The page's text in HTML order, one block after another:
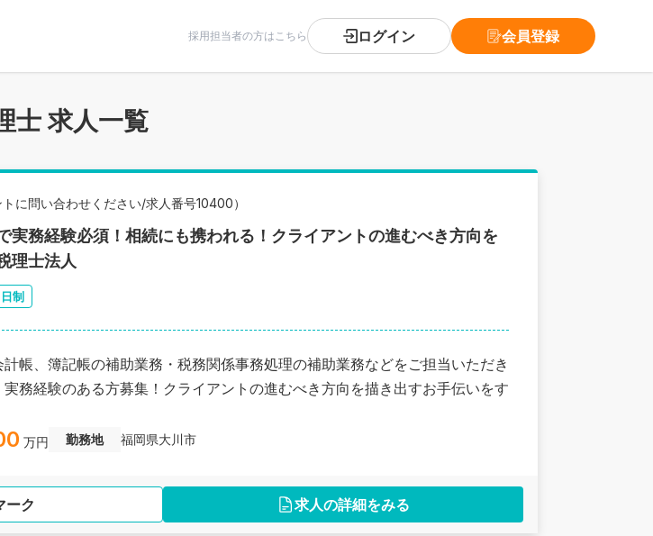
採用担当者の方はこちら ログイン 会員登録
士 求人一覧
に問い合わせください/求人番号10400）
実務経験必須！相続にも携われる！クライアントの進むべき方向を
理士法人
制
帳、簿記帳の補助業務・税務関係事務処理の補助業務などをご担当いただき
務経験のある方募集！クライアントの進むべき方向を描き出すお手伝いをす
万円 勤務地 福岡県大川市
ーク 求人の詳細をみる